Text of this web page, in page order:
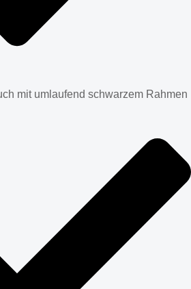
mit umlaufend schwarzem Rahmen